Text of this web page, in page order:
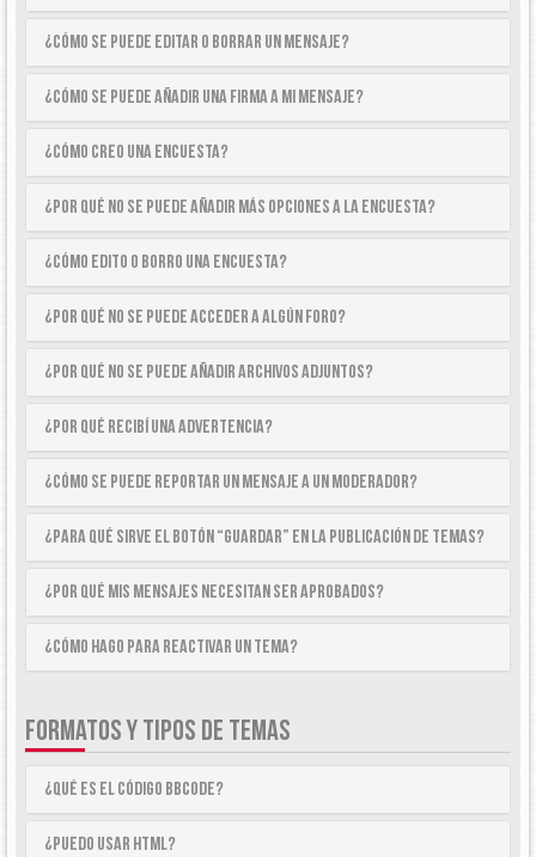
¿Cómo se puede editar o borrar un mensaje?
¿Cómo se puede añadir una firma a mi mensaje?
¿Cómo creo una encuesta?
¿Por qué no se puede añadir más opciones a la encuesta?
¿Cómo edito o borro una encuesta?
¿Por qué no se puede acceder a algún foro?
¿Por qué no se puede añadir archivos adjuntos?
¿Por qué recibí una advertencia?
¿Cómo se puede reportar un mensaje a un moderador?
¿Para qué sirve el botón “Guardar” en la publicación de temas?
¿Por qué mis mensajes necesitan ser aprobados?
¿Cómo hago para reactivar un tema?
FORMATOS Y TIPOS DE TEMAS
¿Qué es el código BBCode?
¿Puedo usar HTML?